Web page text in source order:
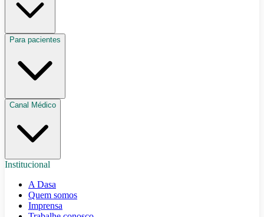
Para pacientes
Canal Médico
Institucional
A Dasa
Quem somos
Imprensa